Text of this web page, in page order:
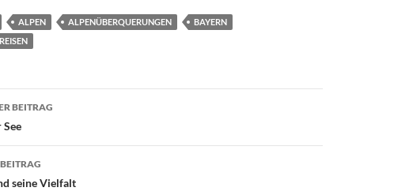
ALPEN ALPENÜBERQUERUNGEN
BAYERN
BEITRAG
See
seine Vielfalt